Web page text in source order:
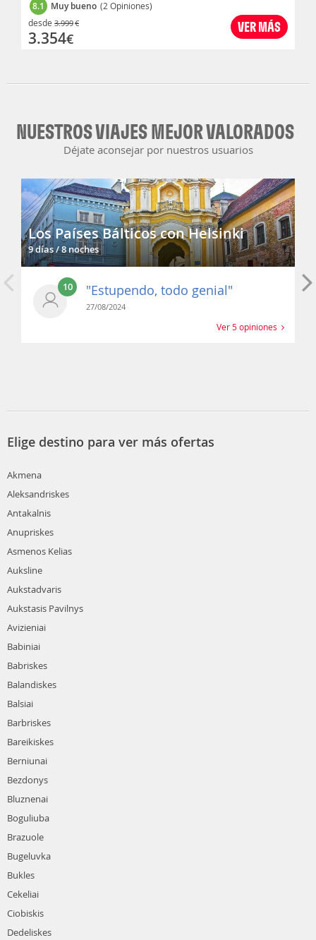
8.1 Muy bueno (2 Opiniones)
VER MÁS
desde 3.999€
3.354€
NUESTROS VIAJES MEJOR VALORADOS
Déjate aconsejar por nuestros usuarios
Los Países Bálticos con Helsinki
9 días / 8 noches
10 "Estupendo, todo genial"
27/08/2024
Ver 5 opiniones
Elige destino para ver más ofertas
Akmena
Aleksandriskes
Antakalnis
Anupriskes
Asmenos Kelias
Auksline
Aukstadvaris
Aukstasis Pavilnys
Avizieniai
Babiniai
Babriskes
Balandiskes
Balsiai
Barbriskes
Bareikiskes
Berniunai
Bezdonys
Bluznenai
Boguliuba
Brazuole
Bugeluvka
Bukles
Cekeliai
Ciobiskis
Dedeliskes